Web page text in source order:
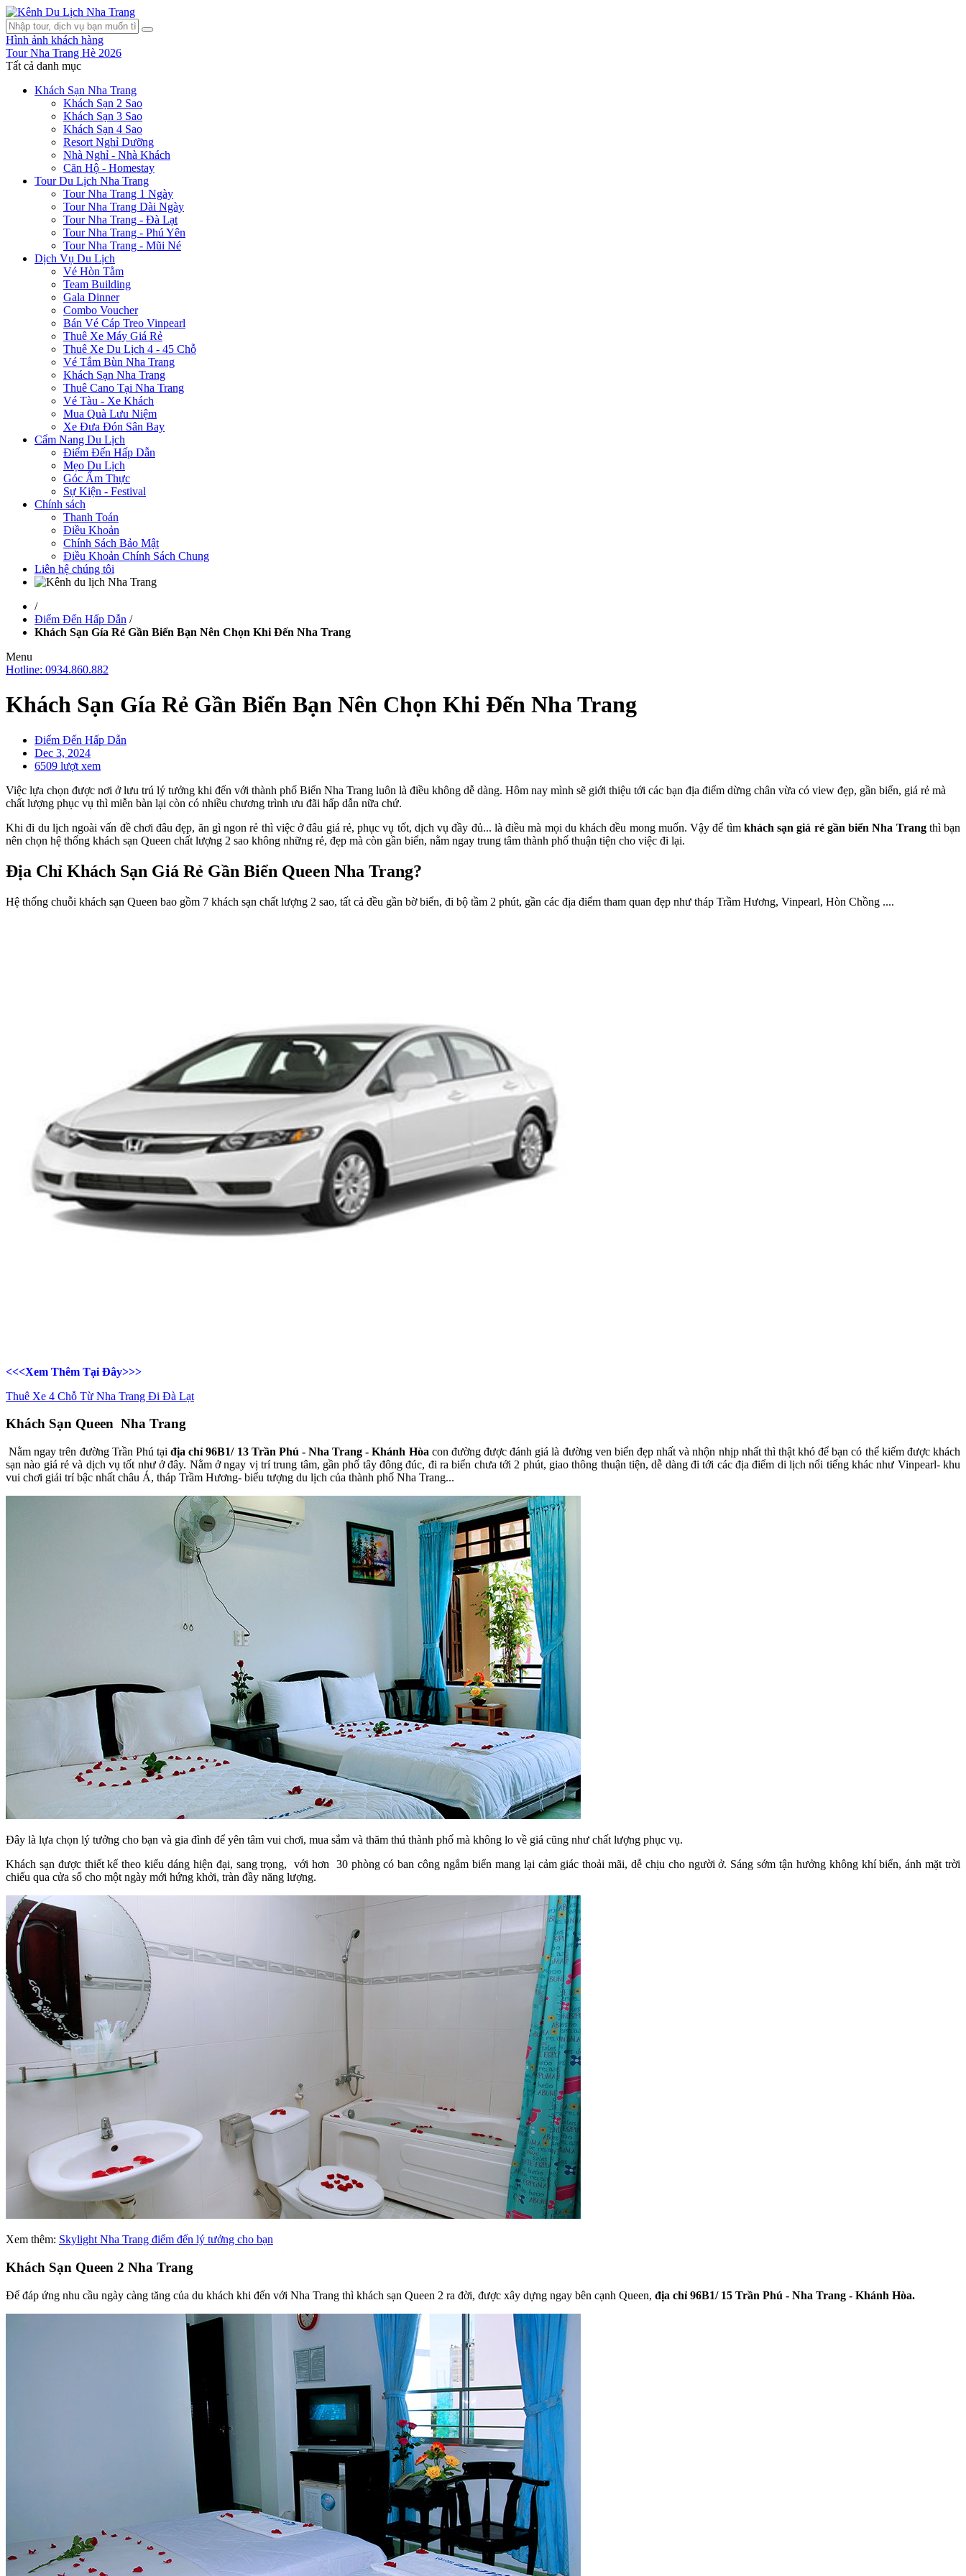
Hình ảnh khách hàng
Tour Nha Trang Hè 2026
Tất cả danh mục
Khách Sạn Nha Trang
Khách Sạn 2 Sao
Khách Sạn 3 Sao
Khách Sạn 4 Sao
Resort Nghỉ Dưỡng
Nhà Nghỉ - Nhà Khách
Căn Hộ - Homestay
Tour Du Lịch Nha Trang
Tour Nha Trang 1 Ngày
Tour Nha Trang Dài Ngày
Tour Nha Trang - Đà Lạt
Tour Nha Trang - Phú Yên
Tour Nha Trang - Mũi Né
Dịch Vụ Du Lịch
Vé Hòn Tằm
Team Building
Gala Dinner
Combo Voucher
Bán Vé Cáp Treo Vinpearl
Thuê Xe Máy Giá Rẻ
Thuê Xe Du Lịch 4 - 45 Chỗ
Vé Tắm Bùn Nha Trang
Khách Sạn Nha Trang
Thuê Cano Tại Nha Trang
Vé Tàu - Xe Khách
Mua Quà Lưu Niệm
Xe Đưa Đón Sân Bay
Cẩm Nang Du Lịch
Điểm Đến Hấp Dẫn
Mẹo Du Lịch
Góc Ẩm Thực
Sự Kiện - Festival
Chính sách
Thanh Toán
Điều Khoản
Chính Sách Bảo Mật
Điều Khoản Chính Sách Chung
Liên hệ chúng tôi
/
Điểm Đến Hấp Dẫn /
Khách Sạn Gía Rẻ Gần Biển Bạn Nên Chọn Khi Đến Nha Trang
Menu
Hotline: 0934.860.882
Khách Sạn Gía Rẻ Gần Biển Bạn Nên Chọn Khi Đến Nha Trang
Điểm Đến Hấp Dẫn
Dec 3, 2024
6509 lượt xem
Việc lựa chọn được nơi ở lưu trú lý tưởng khi đến với thành phố Biển Nha Trang luôn là điều không dễ dàng. Hôm nay mình sẽ giới thiệu tới các bạn địa điểm dừng chân vừa có view đẹp, gần biển, giá rẻ mà
chất lượng phục vụ thì miễn bàn lại còn có nhiều chương trình ưu đãi hấp dẫn nữa chứ.
Khi đi du lịch ngoài vấn đề chơi đâu đẹp, ăn gì ngon rẻ thì việc ở đâu giá rẻ, phục vụ tốt, dịch vụ đầy đủ... là điều mà mọi du khách đều mong muốn. Vậy để tìm khách sạn giá rẻ gần biển Nha Trangthì bạn
nên chọn hệ thống khách sạn Queen chất lượng 2 sao không những rẻ, đẹp mà còn gần biển, nằm ngay trung tâm thành phố thuận tiện cho việc đi lại.
Địa Chỉ Khách Sạn Giá Rẻ Gần Biển Queen Nha Trang?
Hệ thống chuỗi khách sạn Queen bao gồm 7 khách sạn chất lượng 2 sao, tất cả đều gần bờ biển, đi bộ tầm 2 phút, gần các địa điểm tham quan đẹp như tháp Trầm Hương, Vinpearl, Hòn Chồng ....
<<<Xem Thêm Tại Đây>>>
Thuê Xe 4 Chỗ Từ Nha Trang Đi Đà Lạt
Khách Sạn Queen Nha Trang
Nằm ngay trên đường Trần Phú tại địa chỉ 96B1/ 13 Trần Phú - Nha Trang - Khánh Hòa con đường được đánh giá là đường ven biển đẹp nhất và nhộn nhịp nhất thì thật khó để bạn có thể kiếm được khách
sạn nào giá rẻ và dịch vụ tốt như ở đây. Nằm ở ngay vị trí trung tâm, gần phố tây đông đúc, đi ra biển chưa tới 2 phút, giao thông thuận tiện, dễ dàng đi tới các địa điểm di lịch nổi tiếng khác như Vinpearl- khu
vui chơi giải trí bậc nhất châu Á, tháp Trầm Hương- biểu tượng du lịch của thành phố Nha Trang...
Đây là lựa chọn lý tưởng cho bạn và gia đình để yên tâm vui chơi, mua sắm và thăm thú thành phố mà không lo về giá cũng như chất lượng phục vụ.
Khách sạn được thiết kế theo kiểu dáng hiện đại, sang trọng, với hơn 30 phòng có ban công ngắm biển mang lại cảm giác thoải mãi, dễ chịu cho người ở. Sáng sớm tận hưởng không khí biển, ánh mặt trời
chiếu qua cửa sổ cho một ngày mới hứng khởi, tràn đầy năng lượng.
Xem thêm: Skylight Nha Trang điểm đến lý tưởng cho bạn
Khách Sạn Queen 2 Nha Trang
Để đáp ứng nhu cầu ngày càng tăng của du khách khi đến với Nha Trang thì khách sạn Queen 2 ra đời, được xây dựng ngay bên cạnh Queen, địa chỉ 96B1/ 15 Trần Phú - Nha Trang - Khánh Hòa.